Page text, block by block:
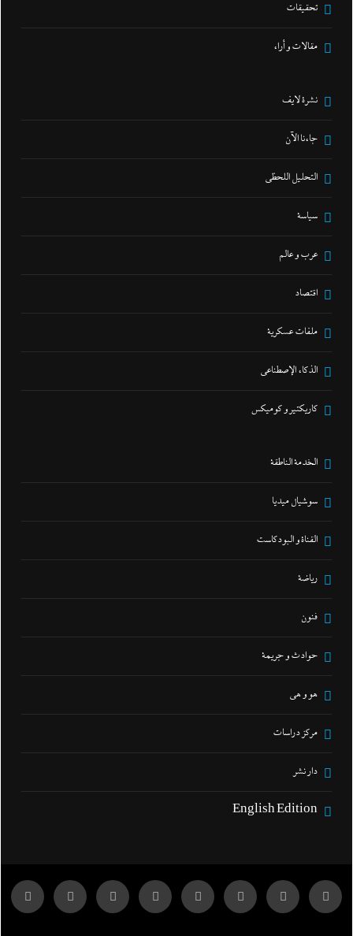
تحقيقات
مقالات و أراء
نشرة لايف
جاءنا الآن
التحليل اللحظي
سياسة
عرب و عالم
اقتصاد
ملفات عسكرية
الذكاء الإصطناعي
كاريكتير و كوميكس
الخدمة الناطقة
سوشيال ميديا
القناة و البودكاست
رياضة
فنون
حوادث و جريمة
هو و هي
مركز دراسات
دار نشر
English Edition